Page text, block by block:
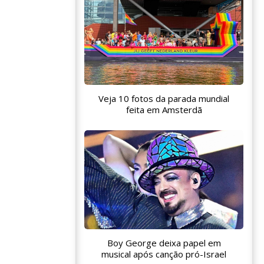
Veja 10 fotos da parada mundial
feita em Amsterdã
Boy George deixa papel em
musical após canção pró-Israel